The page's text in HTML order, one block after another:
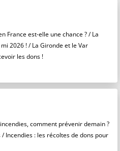
France est-elle une chance ? / La
2026 ! / La Gironde et le Var
les dons !
comment prévenir demain ?
Incendies : les récoltes de dons pour